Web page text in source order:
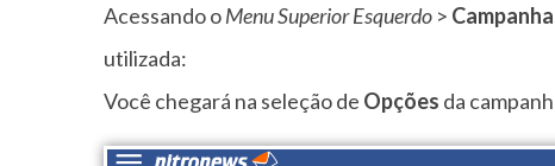
Acessando oMenu Superior Esquerdo >
utilizada:
Você chegará na seleção de Opções da